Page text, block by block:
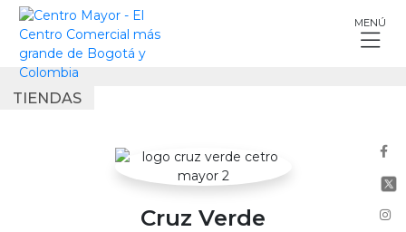
Skip
MENÚ
TIENDAS
Cruz Verde